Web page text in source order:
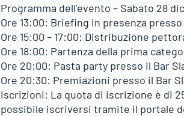
Programma dell’evento – Sabato 28
Ore 13:00: Briefing in presenza
Ore 15:00 – 17:00: Distribuzione
Ore 18:00: Partenza della prima
Ore 20:00: Pasta party presso il Bar
Ore 20:30: Premiazioni presso il Bar
Iscrizioni: La quota di iscrizione è di
possibile iscriversi tramite il portale